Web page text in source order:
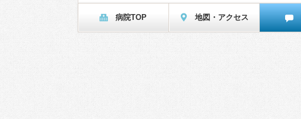
病院TOP 地図・アクセス